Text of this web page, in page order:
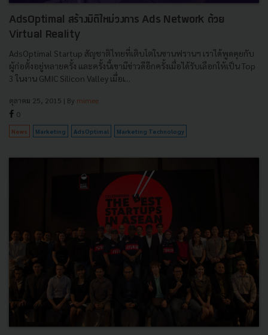
AdsOptimal สร้างมิติใหม่วงการ Ads Network ด้วย
Virtual Reality
AdsOptimal Startup สัญชาติไทยที่เติบโตในซานฟรานฯ เราได้พูดคุยกับ
ผู้ก่อตั้งอยู่หลายครั้ง และครั้งนี้เขามีข่าวดีอีกครั้งเมื่อได้รับเลือกให้เป็น Top
3 ในงาน GMIC Silicon Valley เมื่อเ...
ตุลาคม 25, 2015 | By mimee
0
News Marketing AdsOptimal Marketing Technology